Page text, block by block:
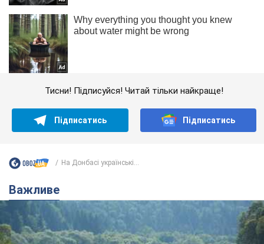
Тисни! Підписуйся! Читай тільки найкраще!
Підписатись Підписатись
На Донбасі українські...
Важливе